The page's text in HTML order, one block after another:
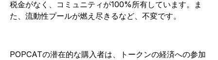
税金がなく、コミュニティが100%所有しています。ま
た、流動性プールが燃え尽きるなど、不変です。
POPCATの潜在的な購入者は、トークンの経済への参加